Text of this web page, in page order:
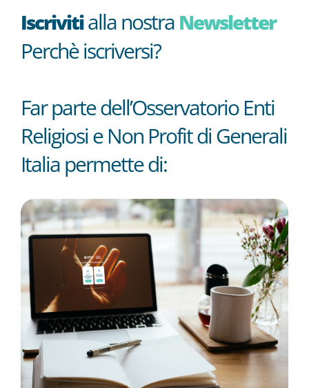
Iscrivitialla nostra Newsletter
Perchè iscriversi?
Far parte dell’Osservatorio Enti
Religiosi e Non Profit di Generali
Italia permette di: